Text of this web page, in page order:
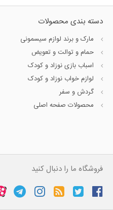
دسته بندی محصولات
مارک و برند لوازم سیسمونی
حمام و توالت و تعویض
اسباب بازی نوزاد و کودک
لوازم خواب نوزاد و کودک
گردش و سفر
محصولات صفحه اصلی
فروشگاه ما را دنبال کنید